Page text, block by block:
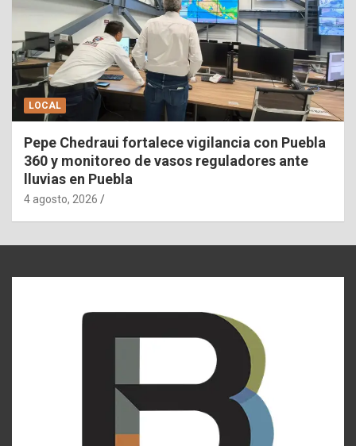
LOCAL
Pepe Chedraui fortalece vigilancia con Puebla
360 y monitoreo de vasos reguladores ante
lluvias en Puebla
4 agosto, 2026